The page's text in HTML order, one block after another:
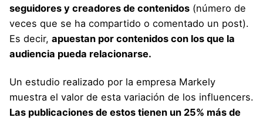
seguidores y creadores de contenidos (número de
veces que se ha compartido o comentado un post).
Es decir, apuestan por contenidos con los que la
audiencia pueda relacionarse.
Un estudio realizado por la empresa Markely
muestra el valor de esta variación de los influencers.
Las publicaciones de estos tienen un 25% más de